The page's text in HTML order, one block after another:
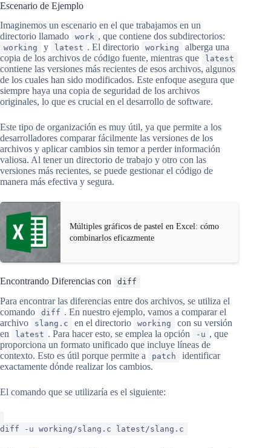
Escenario de Ejemplo
Imaginemos un escenario en el que trabajamos en un
directorio llamado
work , que contiene dos subdirectorios:
working y latest . El directorio working
alberga una
copia de los archivos de código fuente, mientras que
latest
contiene las versiones más recientes de esos archivos, algunos
de los cuales han sido modificados. Este enfoque asegura que
siempre haya una copia de seguridad de los archivos
originales, lo que es crucial en el desarrollo de software.
Este tipo de organización es muy útil, ya que permite a los
desarrolladores comparar fácilmente las versiones de los
archivos y aplicar cambios sin temor a perder información
valiosa. Al tener un directorio de trabajo y otro con las
versiones más recientes, se puede gestionar el código de
manera más efectiva y segura.
Múltiples gráficos de pastel en Excel: cómo
combinarlos eficazmente
Encontrando Diferencias con diff
Para encontrar las diferencias entre dos archivos, se utiliza el
comando
diff . En nuestro ejemplo, vamos a comparar el
archivo
slang.c en el directorio working
con su versión
en
latest . Para hacer esto, se emplea la opción -u , que
proporciona un formato unificado que incluye líneas de
contexto. Esto es útil porque permite a
patch
identificar
exactamente dónde realizar los cambios.
El comando que se utilizaría es el siguiente:
diff -u working/slang.c latest/slang.c